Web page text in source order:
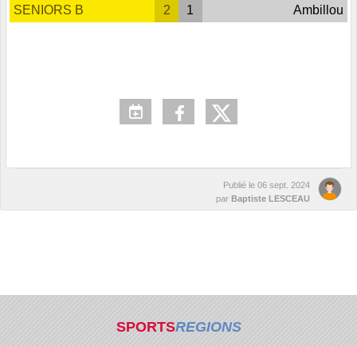
SENIORS B 2 1 Ambillou
Publié le 06 sept. 2024
par Baptiste LESCEAU
SPORTSREGIONS